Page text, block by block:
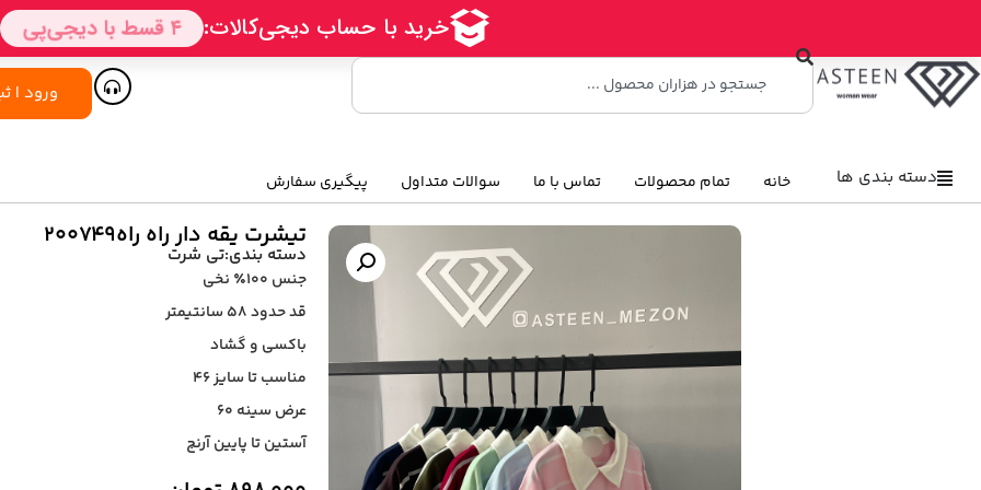
ورود |
دسته بندی ها خانه تمام محصولات تماس با ما سوالات متداول پیگیری سفارش
تیشرت یقه دار راه راه۲۰۰۷۴۹
دسته بندی:تی شرت
جنس ۱۰۰٪ نخی
قد حدود ۵۸ سانتیمتر
باکسی و گشاد
مناسب تا سایز ۴۶
عرض سینه ۶۰
آستین تا پایین آرنج